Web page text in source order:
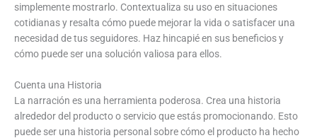
simplemente mostrarlo. Contextualiza su uso en situaciones
cotidianas y resalta cómo puede mejorar la vida o satisfacer una
necesidad de tus seguidores. Haz hincapié en sus beneficios y
cómo puede ser una solución valiosa para ellos.
Cuenta una Historia
La narración es una herramienta poderosa. Crea una historia
alrededor del producto o servicio que estás promocionando. Esto
puede ser una historia personal sobre cómo el producto ha hecho